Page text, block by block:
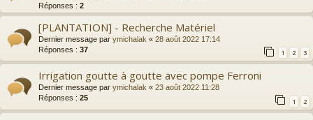
Réponses : 2
[PLANTATION] - Recherche Matériel
Dernier message par ymichalak « 28 août 2022 17:14
Réponses : 37 1 2 3
Irrigation goutte à goutte avec pompe Ferroni
Dernier message par ymichalak « 23 août 2022 11:28
Réponses : 25 1 2